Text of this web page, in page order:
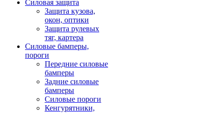
Силовая защита
Защита кузова,
окон, оптики
Защита рулевых
тяг, картера
Силовые бамперы,
пороги
Передние силовые
бамперы
Задние силовые
бамперы
Силовые пороги
Кенгурятники,